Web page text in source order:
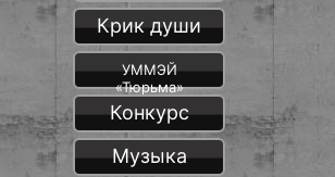
Крик души
УММЭЙ
«Тюрьма»
Конкурс
Музыка